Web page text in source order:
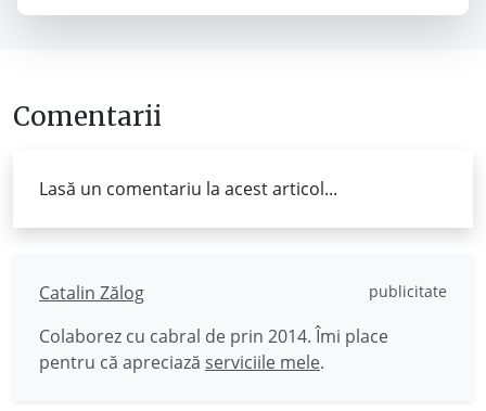
Comentarii
Lasă un comentariu la acest articol...
Catalin Zălog publicitate
Colaborez cu cabral de prin 2014. Îmi place
pentru că apreciază serviciile mele.